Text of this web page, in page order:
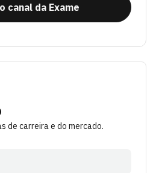
canal da Exame
de carreira e do mercado.